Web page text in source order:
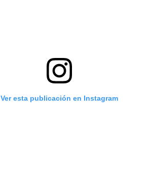
Ver esta publicación en Instagram